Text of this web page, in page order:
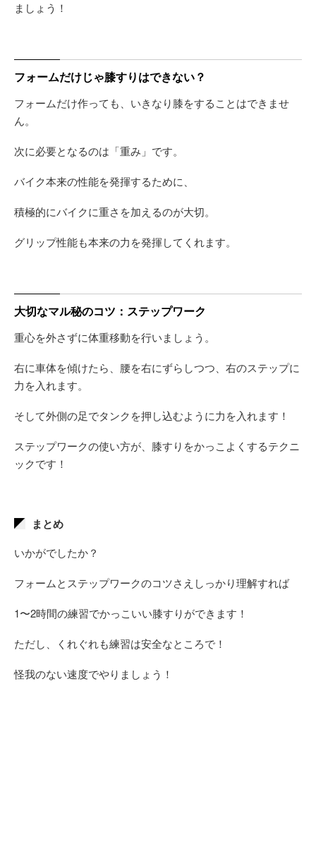
ましょう！
フォームだけじゃ膝すりはできない？
フォームだけ作っても、いきなり膝をすることはできませ
ん。
次に必要となるのは「重み」です。
バイク本来の性能を発揮するために、
積極的にバイクに重さを加えるのが大切。
グリップ性能も本来の力を発揮してくれます。
大切なマル秘のコツ：ステップワーク
重心を外さずに体重移動を行いましょう。
右に車体を傾けたら、腰を右にずらしつつ、右のステップに
力を入れます。
そして外側の足でタンクを押し込むように力を入れます！
ステップワークの使い方が、膝すりをかっこよくするテクニ
ックです！
まとめ
いかがでしたか？
フォームとステップワークのコツさえしっかり理解すれば
1〜2時間の練習でかっこいい膝すりができます！
ただし、くれぐれも練習は安全なところで！
怪我のない速度でやりましょう！